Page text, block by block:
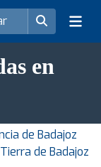
en
de Badajoz
de Badajoz